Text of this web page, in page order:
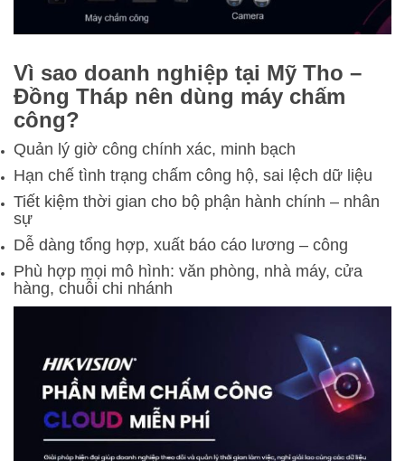
Vì sao doanh nghiệp tại Mỹ Tho –
Đồng Tháp nên dùng máy chấm
công?
Quản lý giờ công chính xác, minh bạch
Hạn chế tình trạng chấm công hộ, sai lệch dữ liệu
Tiết kiệm thời gian cho bộ phận hành chính – nhân
sự
Dễ dàng tổng hợp, xuất báo cáo lương – công
Phù hợp mọi mô hình: văn phòng, nhà máy, cửa
hàng, chuỗi chi nhánh